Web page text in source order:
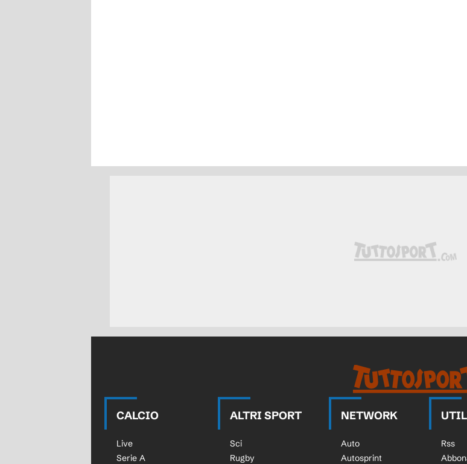
CALCIO
Live
Serie A
ALTRI SPORT
Sci
Rugby
NETWORK
Auto
Autosprint
Rss